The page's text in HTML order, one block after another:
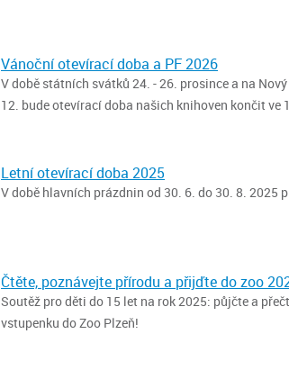
Vánoční otevírací doba a PF 2026
V době státních svátků 24. - 26. prosince a na
12. bude otevírací doba našich knihoven končit ve
Letní otevírací doba 2025
V době hlavních prázdnin od 30. 6. do 30. 8.
Čtěte, poznávejte přírodu a přijďte do zoo
Soutěž pro děti do 15 let na rok 2025: půjčte a
vstupenku do Zoo Plzeň!